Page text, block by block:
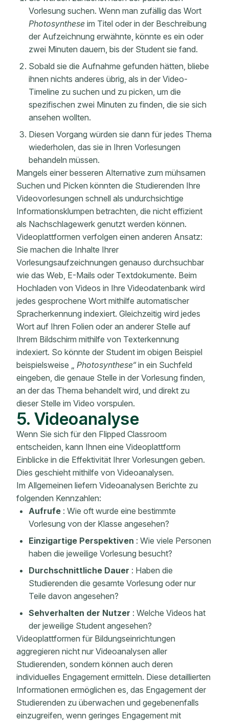
Vorlesung suchen. Wenn man zufällig das Wort
Photosynthese im Titel oder in der Beschreibung
der Aufzeichnung erwähnte, könnte es ein oder
zwei Minuten dauern, bis der Student sie fand.
Sobald sie die Aufnahme gefunden hätten, bliebe
ihnen nichts anderes übrig, als in der Video-
Timeline zu suchen und zu picken, um die
spezifischen zwei Minuten zu finden, die sie sich
ansehen wollten.
Diesen Vorgang würden sie dann für jedes Thema
wiederholen, das sie in Ihren Vorlesungen
behandeln müssen.
Mangels einer besseren Alternative zum mühsamen
Suchen und Picken könnten die Studierenden Ihre
Videovorlesungen schnell als undurchsichtige
Informationsklumpen betrachten, die nicht effizient
als Nachschlagewerk genutzt werden können.
Videoplattformen verfolgen einen anderen Ansatz:
Sie machen die Inhalte Ihrer
Vorlesungsaufzeichnungen genauso durchsuchbar
wie das Web, E-Mails oder Textdokumente. Beim
Hochladen von Videos in Ihre Videodatenbank wird
jedes gesprochene Wort mithilfe automatischer
Spracherkennung indexiert. Gleichzeitig wird jedes
Wort auf Ihren Folien oder an anderer Stelle auf
Ihrem Bildschirm mithilfe von Texterkennung
indexiert. So könnte der Student im obigen Beispiel
beispielsweise „ Photosynthese“ in ein Suchfeld
eingeben, die genaue Stelle in der Vorlesung finden,
an der das Thema behandelt wird, und direkt zu
dieser Stelle im Video vorspulen.
5. Videoanalyse
Wenn Sie sich für den Flipped Classroom
entscheiden, kann Ihnen eine Videoplattform
Einblicke in die Effektivität Ihrer Vorlesungen geben.
Dies geschieht mithilfe von Videoanalysen.
Im Allgemeinen liefern Videoanalysen Berichte zu
folgenden Kennzahlen:
Aufrufe : Wie oft wurde eine bestimmte
Vorlesung von der Klasse angesehen?
Einzigartige Perspektiven : Wie viele Personen
haben die jeweilige Vorlesung besucht?
Durchschnittliche Dauer : Haben die
Studierenden die gesamte Vorlesung oder nur
Teile davon angesehen?
Sehverhalten der Nutzer : Welche Videos hat
der jeweilige Student angesehen?
Videoplattformen für Bildungseinrichtungen
aggregieren nicht nur Videoanalysen aller
Studierenden, sondern können auch deren
individuelles Engagement ermitteln. Diese detaillierten
Informationen ermöglichen es, das Engagement der
Studierenden zu überwachen und gegebenenfalls
einzugreifen, wenn geringes Engagement mit